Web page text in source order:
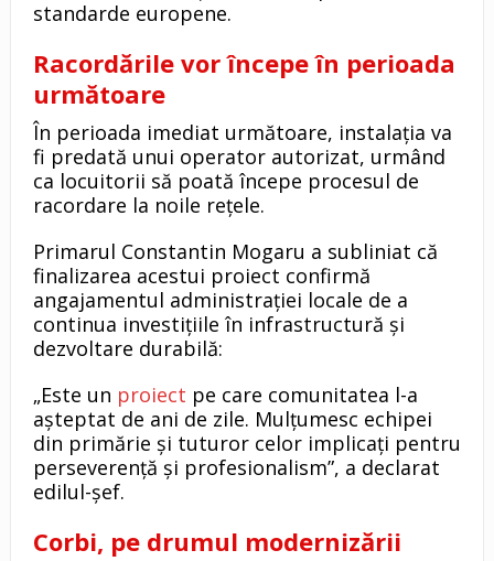
standarde europene.
Racordările vor începe în perioada
următoare
În perioada imediat următoare, instalația va
fi predată unui operator autorizat, urmând
ca locuitorii să poată începe procesul de
racordare la noile rețele.
Primarul Constantin Mogaru a subliniat că
finalizarea acestui proiect confirmă
angajamentul administrației locale de a
continua investițiile în infrastructură și
dezvoltare durabilă:
„Este un proiect pe care comunitatea l-a
așteptat de ani de zile. Mulțumesc echipei
din primărie și tuturor celor implicați pentru
perseverență și profesionalism”, a declarat
edilul-șef.
Corbi, pe drumul modernizării